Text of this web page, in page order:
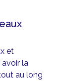
et
la
au long